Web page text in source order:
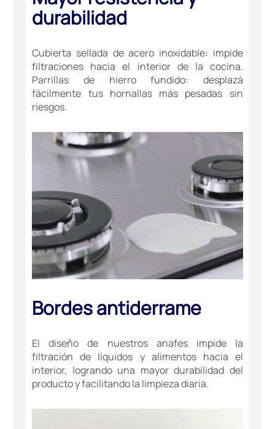
durabilidad
Cubierta sellada de acero inoxidable: impide
filtraciones hacia el interior de la cocina.
Parrillas de hierro fundido: desplazá
fácilmente tus hornallas más pesadas sin
riesgos.
Bordes antiderrame
El diseño de nuestros anafes impide la
filtración de líquidos y alimentos hacia el
interior, logrando una mayor durabilidad del
producto y facilitando la limpieza diaria.